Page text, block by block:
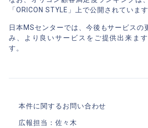
「ORICON STYLE」上で公開されています
日本MSセンターでは、今後もサービスの
み、より良いサービスをご提供出来ま
す。
本件に関するお問い合わせ
広報担当：佐々木